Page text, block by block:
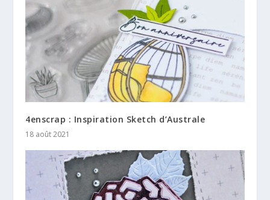
4enscrap : Inspiration Sketch d’Australe
18 août 2021